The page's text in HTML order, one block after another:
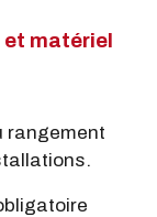
matériel
rangement